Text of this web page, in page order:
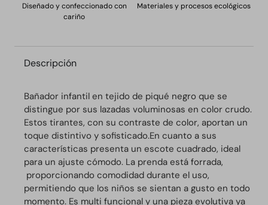
Diseñado y confeccionado con
cariño
Materiales y procesos ecológicos
Descripción
Bañador infantil en tejido de piqué negro que se
distingue por sus lazadas voluminosas en color crudo.
Estos tirantes, con su contraste de color, aportan un
toque distintivo y sofisticado.En cuanto a sus
características presenta un escote cuadrado, ideal
para un ajuste cómodo. La prenda está forrada,
proporcionando comodidad durante el uso,
permitiendo que los niños se sientan a gusto en todo
momento. Es multi funcional y una pieza evolutiva ya